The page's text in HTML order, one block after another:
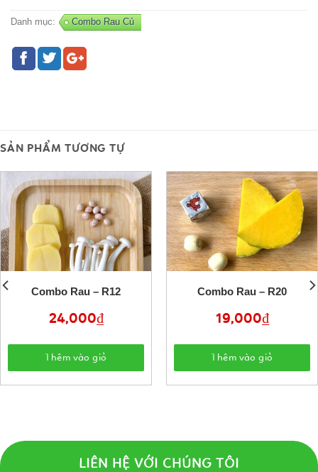
Danh mục: Combo Rau Củ
SẢN PHẨM TƯƠNG TỰ
Combo Rau – R12
24,000₫
Thêm vào giỏ
Combo Rau – R20
19,000₫
Thêm vào giỏ
LIÊN HỆ VỚI CHÚNG TÔI